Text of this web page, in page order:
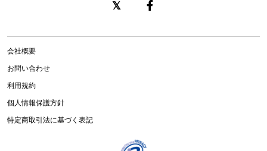
会社概要
お問い合わせ
利用規約
個人情報保護方針
特定商取引法に基づく表記